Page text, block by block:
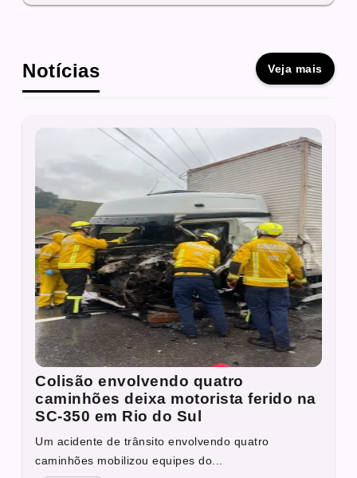
Notícias Veja mais
Colisão envolvendo quatro
caminhões deixa motorista ferido na
SC-350 em Rio do Sul
Um acidente de trânsito envolvendo quatro
caminhões mobilizou equipes do...